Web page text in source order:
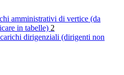
amministrativi di vertice (da
in tabelle) 2
dirigenziali (dirigenti non